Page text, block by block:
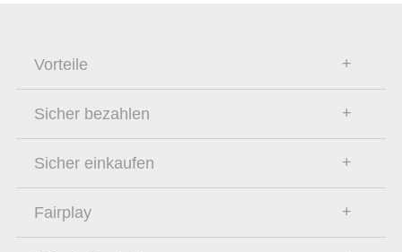
Vorteile
Sicher bezahlen
Sicher einkaufen
Fairplay